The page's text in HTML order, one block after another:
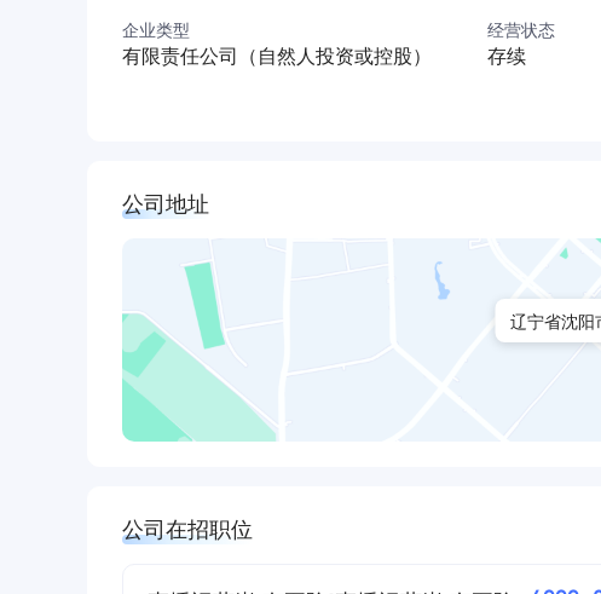
企业类型
有限责任公司（自然人投资或控股）
经营状态
存续
公司地址
辽宁省沈
公司在招职位